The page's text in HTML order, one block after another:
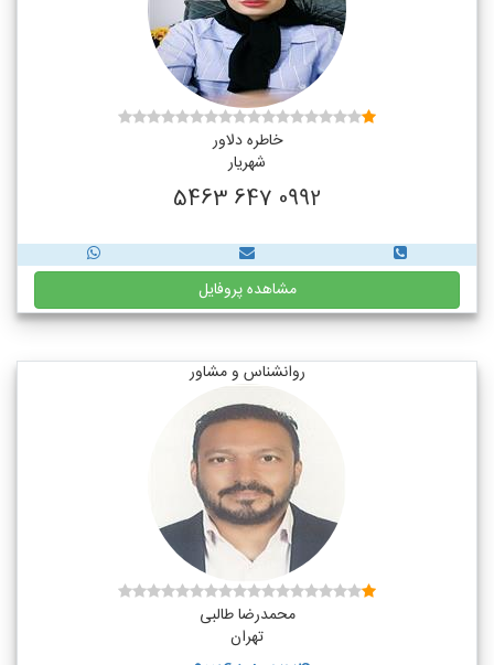
خاطره دلاور
شهریار
0992 647 5463
مشاهده پروفایل
روانشناس و مشاور
محمدرضا طالبی
تهران